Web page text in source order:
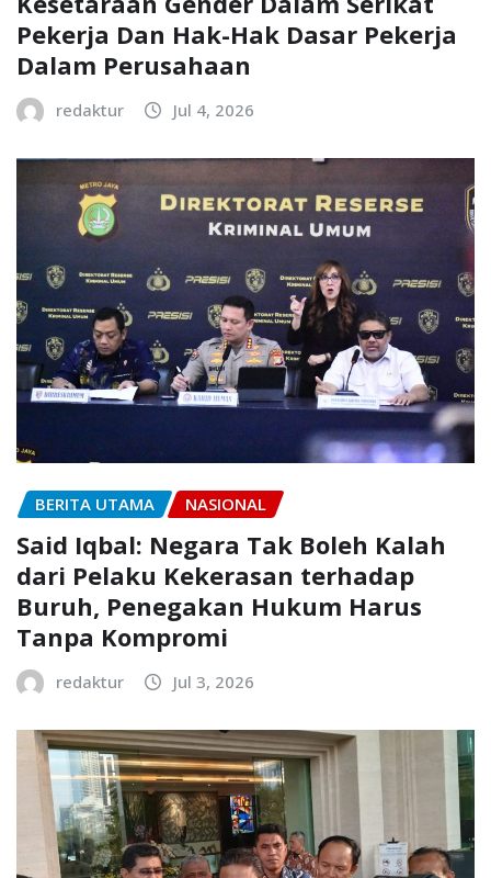
Pekerja Dan Hak-Hak Dasar Pekerja
Dalam Perusahaan
redaktur Jul 4, 2026
BERITA UTAMA NASIONAL
Said Iqbal: Negara Tak Boleh Kalah
dari Pelaku Kekerasan terhadap
Buruh, Penegakan Hukum Harus
Tanpa Kompromi
redaktur Jul 3, 2026